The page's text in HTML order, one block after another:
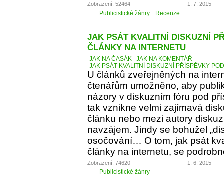
Zobrazení: 52464 1. 7. 2015
Publicistické žánry Recenze
JAK PSÁT KVALITNÍ DISKUZNÍ
ČLÁNKY NA INTERNETU
JAK NA ČASÁK
JAK NA KOMENTÁŘ
JAK PSÁT KVALITNÍ DISKUZNÍ PŘÍSPĚVKY
U článků zveřejněných na
čtenářům umožněno, aby
názory v diskuzním fóru pod
tak vznikne velmi zajímavá
článku nebo mezi autory
navzájem. Jindy se bohužel
osočování… O tom, jak psát
články na internetu, se
Zobrazení: 74620 1. 6. 2015
Publicistické žánry